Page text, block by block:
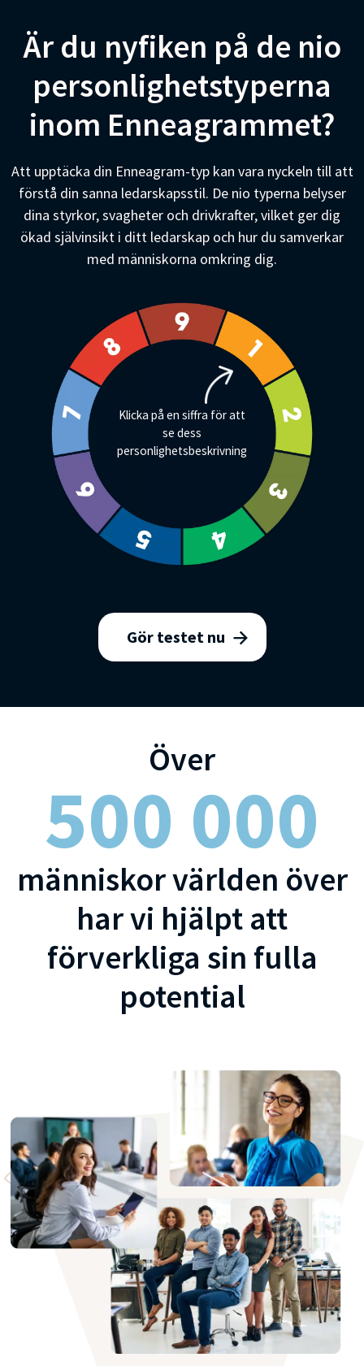
Är du nyfiken på de nio
personlighetstyperna
inom Enneagrammet?
Att upptäcka din Enneagram-typ kan vara nyckeln till att
förstå din sanna ledarskapsstil. De nio typerna belyser
dina styrkor, svagheter och drivkrafter, vilket ger dig
ökad självinsikt i ditt ledarskap och hur du samverkar
med människorna omkring dig.
Klicka på en siffra för att
se dess
personlighetsbeskrivning
Gör testet nu
Över
500 000
människor världen över
har vi hjälpt att
förverkliga sin fulla
potential